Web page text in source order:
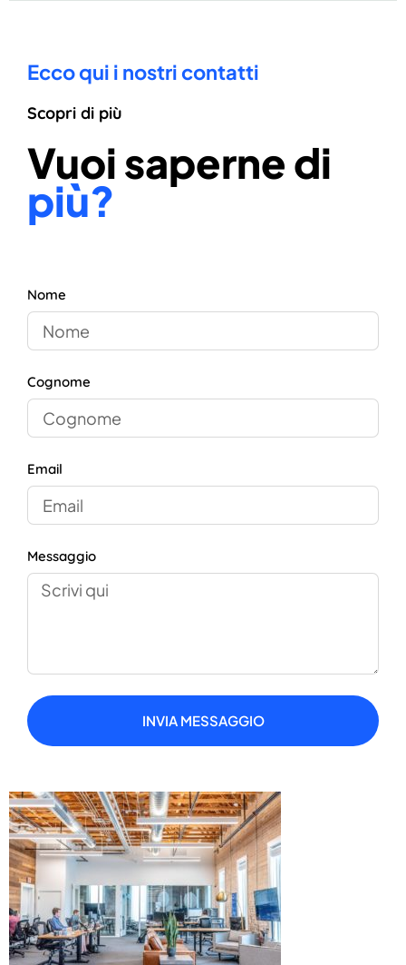
Ecco qui i nostri contatti
Scopri di più
Vuoi saperne di
più?
Nome
Cognome
Email
Messaggio
INVIA MESSAGGIO